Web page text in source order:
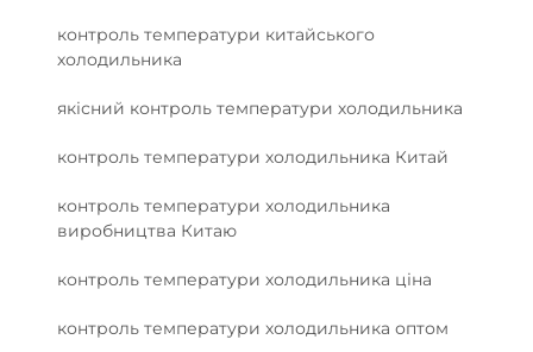
контроль температури китайського
холодильника
якісний контроль температури холодильника
контроль температури холодильника Китай
контроль температури холодильника
виробництва Китаю
контроль температури холодильника ціна
контроль температури холодильника оптом